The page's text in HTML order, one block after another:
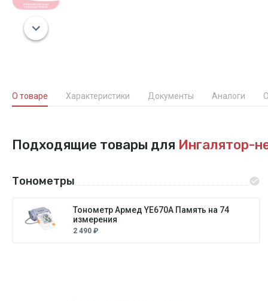
О товаре Характеристики Документы Аналоги
Подходящие товары для Ингалятор-
Тонометры
Тонометр Армед YE670A Память на 74
измерения
2 490 ₽